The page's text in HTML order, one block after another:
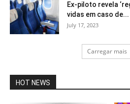
Ex-piloto revela
vidas em caso de...
July 17, 2023
Carregar mais
HOT NEWS